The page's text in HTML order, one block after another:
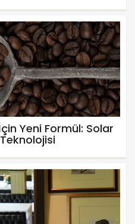
Yeni Formül: Solar